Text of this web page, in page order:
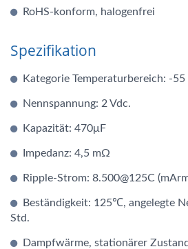
RoHS-konform, halogenfrei
Spezifikation
Kategorie Temperaturbereich: -
Nennspannung: 2 Vdc.
Kapazität: 470μF
Impedanz: 4,5 mΩ
Ripple-Strom: 8.500@125C
Beständigkeit: 125℃, angelegte
Std.
Dampfwärme, stationärer